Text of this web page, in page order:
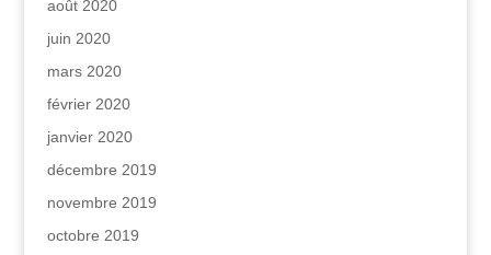
août 2020
juin 2020
mars 2020
février 2020
janvier 2020
décembre 2019
novembre 2019
octobre 2019